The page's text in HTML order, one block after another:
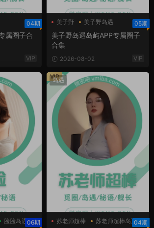
04期
属圈子合
VIP
美子野 美子野岛遇 05期
美子野岛遇岛屿APP专属圈子
合集
2026-08-02 VIP
脸脸岛遇06期
岛遇
苏老师超棒 苏老师超棒岛遇04期
VIP